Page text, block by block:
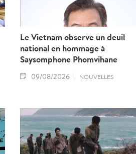
Le Vietnam observe un deuil
national en hommage à
Saysomphone Phomvihane
09/08/2026 NOUVELLES